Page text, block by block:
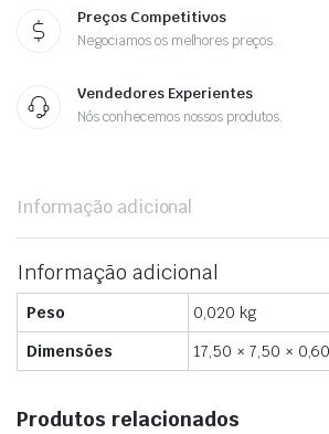
Preços Competitivos
Negociamos os melhores preços.
Vendedores Experientes
Nós conhecemos nossos produtos.
Informação adicional
Informação adicional
Peso
0,020 kg
Dimensões
17,50 × 7,50 ×
Produtos relacionados